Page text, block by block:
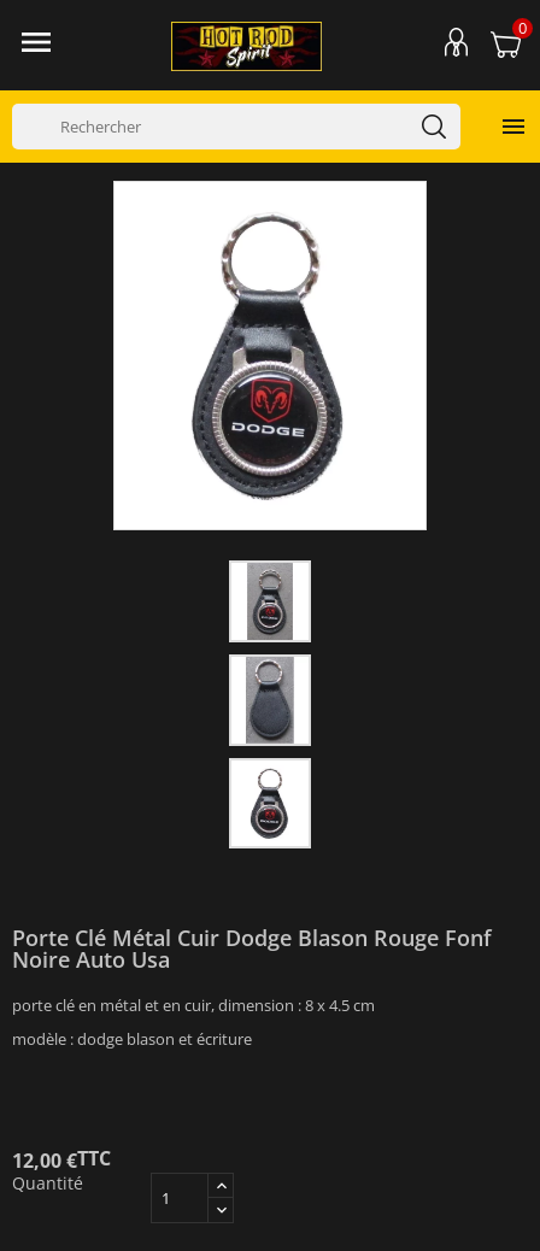
 0

Porte Clé Métal Cuir Dodge Blason Rouge Fonf
Noire Auto Usa
porte clé en métal et en cuir, dimension : 8 x 4.5 cm
modèle : dodge blason et écriture
12,00 €TTC
Quantité